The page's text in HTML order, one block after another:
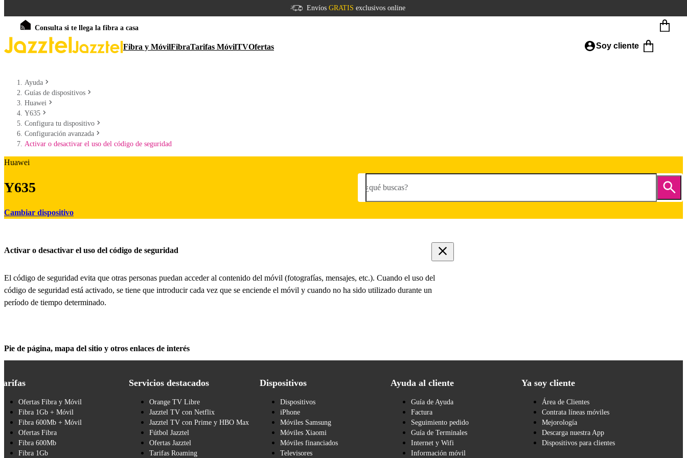
Envíos GRATIS exclusivos online
Consulta si te llega la fibra a casa
Fibra y MóvilFibraTarifas MóvilTVOfertas Soy cliente
Ayuda
Guías de dispositivos
Huawei
Y635
Configura tu dispositivo
Configuración avanzada
Activar o desactivar el uso del código de seguridad
Huawei
Y635
Cambiar dispositivo
¿qué buscas?
Activar o desactivar el uso del código de seguridad
El código de seguridad evita que otras personas puedan acceder al contenido del móvil (fotografías, mensajes, etc.). Cuando el uso del
código de seguridad está activado, se tiene que introducir cada vez que se enciende el móvil y cuando no ha sido utilizado durante un
período de tiempo determinado.
Pie de página, mapa del sitio y otros enlaces de interés
Ofertas Fibra y Móvil
Fibra 1Gb + Móvil
Fibra 600Mb + Móvil
Ofertas Fibra
Fibra 600Mb
Fibra 1Gb
Servicios destacados
Orange TV Libre
Jazztel TV con Netflix
Jazztel TV con Prime y HBO Max
Fútbol Jazztel
Ofertas Jazztel
Tarifas Roaming
Dispositivos
Dispositivos
iPhone
Móviles Samsung
Móviles Xiaomi
Móviles financiados
Televisores
Ayuda al cliente
Guía de Ayuda
Factura
Seguimiento pedido
Guía de Terminales
Internet y Wifi
Información móvil
Ya soy cliente
Área de Clientes
Contrata líneas móviles
Mejorología
Descarga nuestra App
Dispositivos para clientes